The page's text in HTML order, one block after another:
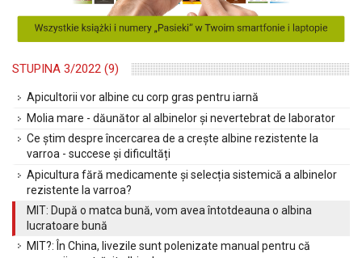
STUPINA 3/2022 (9)
Apicultorii vor albine cu corp gras pentru iarnă
Molia mare - dăunător al albinelor și nevertebrat de laborator
Ce știm despre încercarea de a crește albine rezistente la
varroa - succese și dificultăți
Apicultura fără medicamente și selecția sistemică a albinelor
rezistente la varroa?
MIT: După o matca bună, vom avea întotdeauna o albina
lucratoare bună
MIT?: În China, livezile sunt polenizate manual pentru că